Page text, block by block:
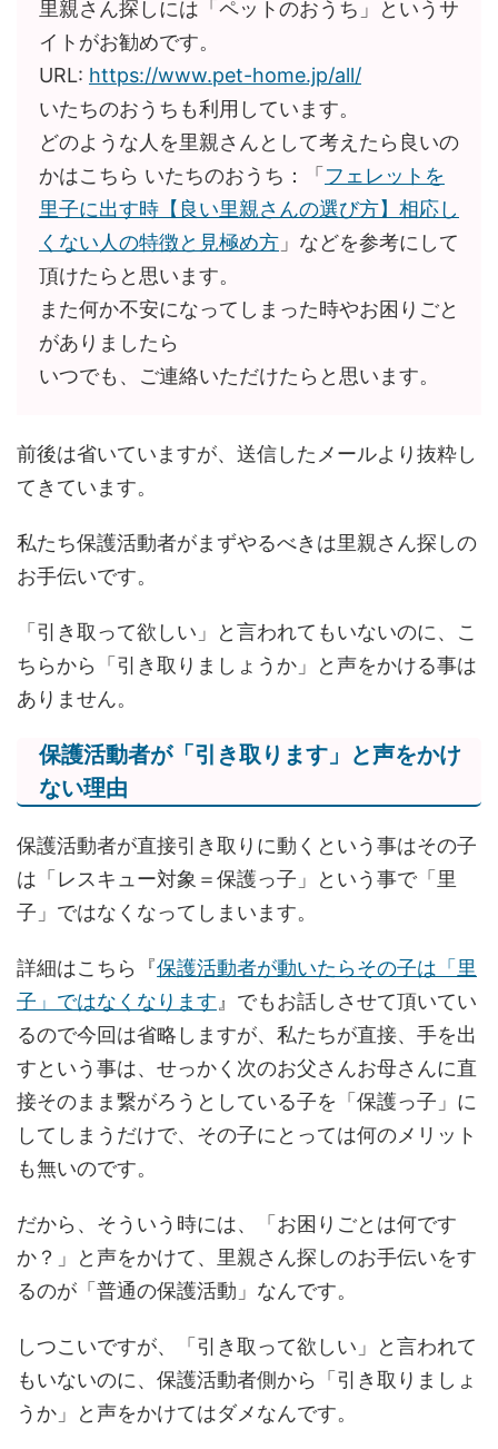
里親さん探しには「ペットのおうち」というサ
イトがお勧めです。
URL: https://www.pet-home.jp/all/
いたちのおうちも利用しています。
どのような人を里親さんとして考えたら良いの
かはこちら いたちのおうち：「フェレットを
里子に出す時【良い里親さんの選び方】相応し
くない人の特徴と見極め方 」などを参考にして
頂けたらと思います。
また何か不安になってしまった時やお困りごと
がありましたら
いつでも、ご連絡いただけたらと思います。
前後は省いていますが、送信したメールより抜粋し
てきています。
私たち保護活動者がまずやるべきは里親さん探しの
お手伝いです。
「引き取って欲しい」と言われてもいないのに、こ
ちらから「引き取りましょうか」と声をかける事は
ありません。
保護活動者が「引き取ります」と声をかけ
ない理由
保護活動者が直接引き取りに動くという事はその子
は「レスキュー対象＝保護っ子」という事で「里
子」ではなくなってしまいます。
詳細はこちら『保護活動者が動いたらその子は「里
子」ではなくなります 』でもお話しさせて頂いてい
るので今回は省略しますが、私たちが直接、手を出
すという事は、せっかく次のお父さんお母さんに直
接そのまま繋がろうとしている子を「保護っ子」に
してしまうだけで、その子にとっては何のメリット
も無いのです。
だから、そういう時には、「お困りごとは何です
か？」と声をかけて、里親さん探しのお手伝いをす
るのが「普通の保護活動」なんです。
しつこいですが、「引き取って欲しい」と言われて
もいないのに、保護活動者側から「引き取りましょ
うか」と声をかけてはダメなんです。